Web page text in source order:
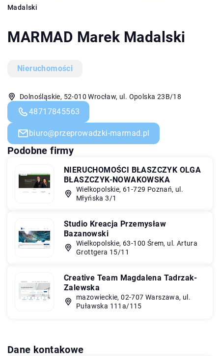
Madalski
MARMAD Marek Madalski
Nieruchomości
Dolnośląskie, 52-010 Wrocław, ul. Opolska 23B/18
48717845563
biuro@przeprowadzki-marmad.pl
Podobne firmy
NIERUCHOMOŚCI BŁASZCZYK OLGA
BŁASZCZYK-NOWAKOWSKA
Wielkopolskie, 61-729 Poznań, ul.
Młyńska 3/1
Studio Kreacja Przemysław
Bazanowski
Wielkopolskie, 63-100 Śrem, ul. Artura
Grottgera 15/11
Creative Team Magdalena Tadrzak-
Zalewska
mazowieckie, 02-707 Warszawa, ul.
Puławska 111a/115
Dane kontakowe